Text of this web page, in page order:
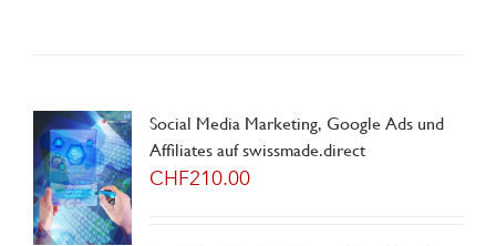
Social Media Marketing, Google Ads und
Affiliates auf swissmade.direct
CHF210.00